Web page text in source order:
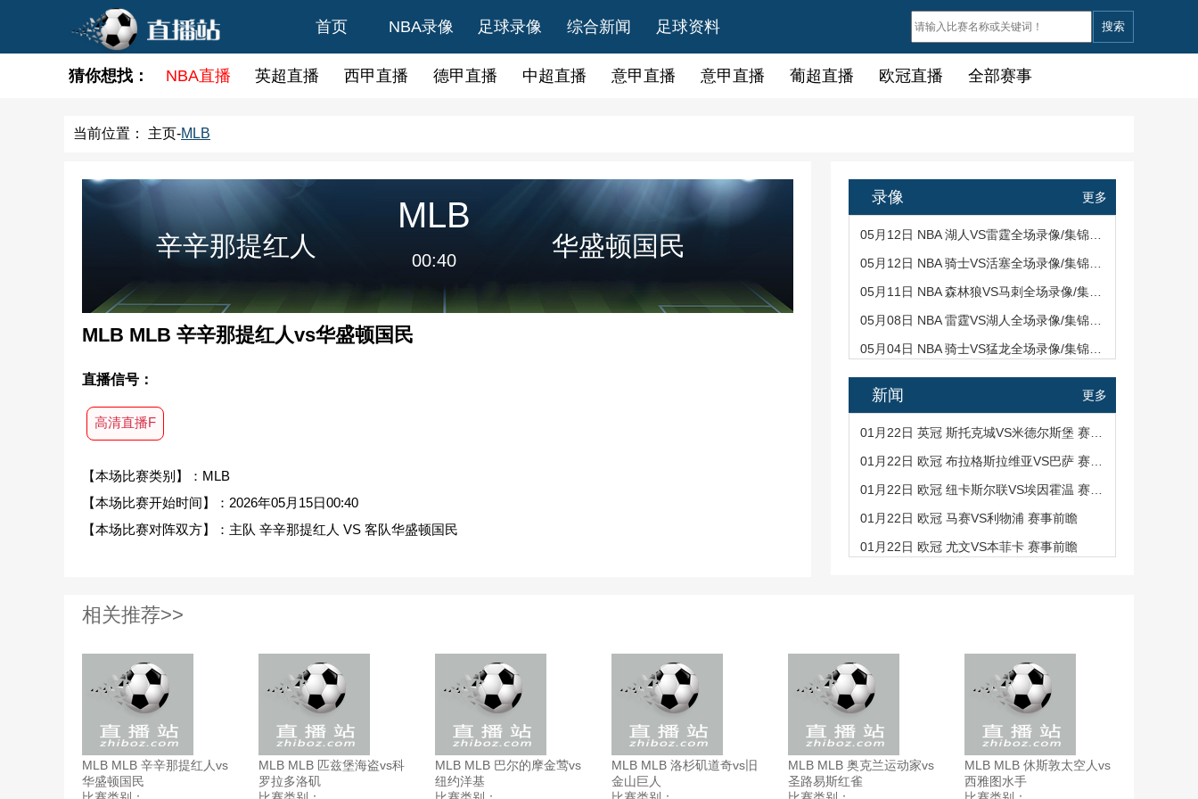
首页 NBA录像 足球录像 综合新闻 足球资料 搜索
猜你想找： NBA直播 英超直播 西甲直播 德甲直播 中超直播 意甲直播 意甲直播 葡超直播 欧冠直播 全部赛事
当前位置： 主页-MLB
辛辛那提红人
MLB
00:40 华盛顿国民
MLB MLB 辛辛那提红人vs华盛顿国民
直播信号：
高清直播F
【本场比赛类别】：MLB
【本场比赛开始时间】：2026年05月15日00:40
【本场比赛对阵双方】：主队 辛辛那提红人 VS 客队华盛顿国民
录像 更多
新闻 更多
01月22日 欧冠 马赛VS利物浦 赛事前瞻
01月22日 欧冠 尤文VS本菲卡 赛事前瞻
相关推荐>>
MLB MLB 辛辛那提红人vs
华盛顿国民
MLB MLB 匹兹堡海盗vs科
罗拉多洛矶
MLB MLB 巴尔的摩金莺vs
纽约洋基
MLB MLB 洛杉矶道奇vs旧
金山巨人
MLB MLB 奥克兰运动家vs
圣路易斯红雀
MLB MLB 休斯敦太空人vs
西雅图水手